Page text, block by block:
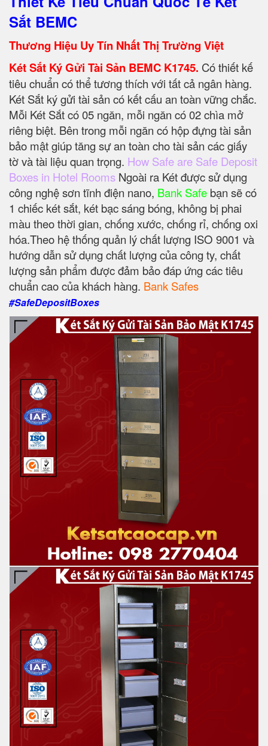
Sắt BEMC
Thương Hiệu Uy Tín Nhất Thị Trường Việt
Két Sắt Ký Gửi Tài Sản BEMC K1745. Có thiết kế
tiêu chuẩn có thể tương thích với tất cả ngân hàng.
Két Sắt ký gửi tài sản có kết cấu an toàn vững chắc.
Mỗi Két Sắt có 05 ngăn, mỗi ngăn có 02 chìa mở
riêng biệt. Bên trong mỗi ngăn có hộp đựng tài sản
bảo mật giúp tăng sự an toàn cho tài sản các giấy
tờ và tài liệu quan trọng. How Safe are Safe Deposit
Boxes in Hotel Rooms Ngoài ra Két được sử dụng
công nghệ sơn tĩnh điện nano, Bank Safe bạn sẽ có
1 chiếc két sắt, két bạc sáng bóng, không bị phai
màu theo thời gian, chống xước, chống rỉ, chống oxi
hóa.Theo hệ thống quản lý chất lượng ISO 9001 và
hướng dẫn sử dụng chất lượng của công ty, chất
lượng sản phẩm được đảm bảo đáp ứng các tiêu
chuẩn cao của khách hàng. Bank Safes
#SafeDepositBoxes